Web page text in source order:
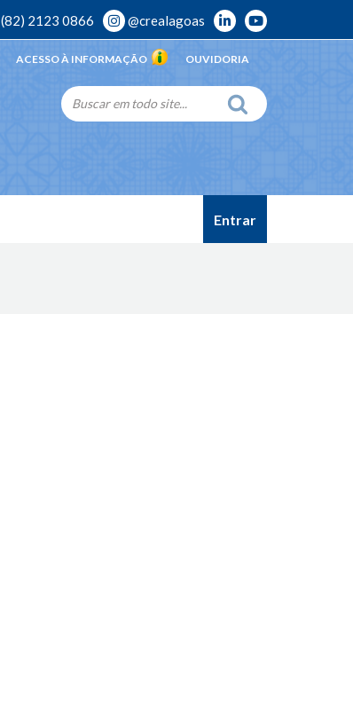
(82) 2123 0866 @crealagoas
OUVIDORIA
ACESSO À INFORMAÇÃO
Entrar